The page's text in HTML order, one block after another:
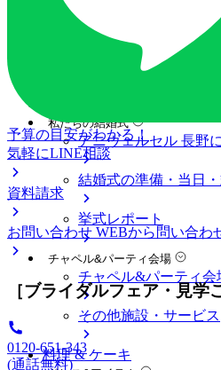
ブライダルフェア
ブライダルフェア一覧
ブライダルフェアの基
私たちの結婚式
アニヴェルセル 長野
結婚式の準備・当日
挙式レポート
チャペル&パーティ会場
チャペル&パーティ会
その他施設・サービス
料理 & ケーキ
予算の目安がわかる！
気軽にLINE相談
資料請求
お問い合わせ WEBから問い合わ
［ブライダルフェア・見学
0120-651-343
(通話無料)